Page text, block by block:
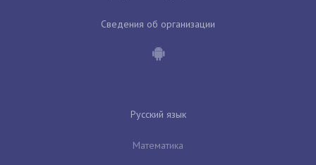
Сведения об организации
Русский язык
Математика